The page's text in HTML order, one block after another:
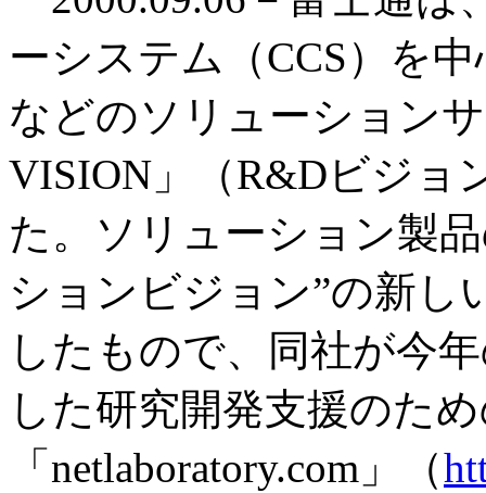
ーシステム（CCS）を
などのソリューション
VISION」（R&Dビジョ
た。ソリューション製
ションビジョン”の新し
したもので、同社が今
した研究開発支援のた
「netlaboratory.com」（